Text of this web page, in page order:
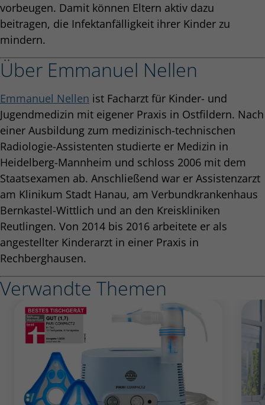
vorbeugen. Damit können Eltern aktiv dazu
beitragen, die Infektanfälligkeit ihrer Kinder zu
mindern.
Über Emmanuel Nellen
Emmanuel Nellen ist Facharzt für Kinder- und
Jugendmedizin mit eigener Praxis in Ostfildern. Nach
einer Ausbildung zum medizinisch-technischen
Radiologie-Assistenten studierte er Medizin in
Heidelberg-Mannheim und schloss 2006 mit dem
Staatsexamen ab. Anschließend war er Assistenzarzt
am Klinikum Stadt Hanau, am Verbundkrankenhaus
Bernkastel-Wittlich und an den Kreiskliniken
Reutlingen. Von 2014 bis 2016 arbeitete er als
angestellter Kinderarzt in einer Praxis in
Rechberghausen.
Verwandte Themen